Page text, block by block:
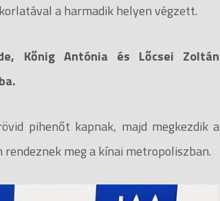
a harmadik helyen végzett.
Kőnig Antónia és Lőcsei Zoltán
pihenőt kapnak, majd megkezdik a
meg a kínai metropoliszban.